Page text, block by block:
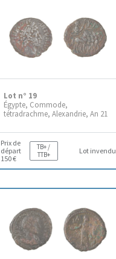
Lot n° 19
Égypte, Commode,
tétradrachme, Alexandrie, An 21
Prix de
départ
150 €
TB+ /
TTB+
Lot invendu